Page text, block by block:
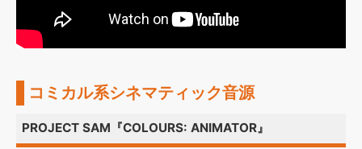
コミカル系シネマティック音源
PROJECT SAM『COLOURS: ANIMATOR』